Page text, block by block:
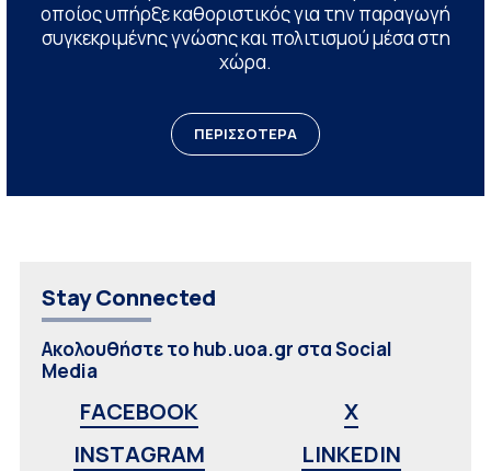
οποίος υπήρξε καθοριστικός για την παραγωγή
συγκεκριμένης γνώσης και πολιτισμού μέσα στη
χώρα.
ΠΕΡΙΣΣΟΤΕΡΑ
Stay Connected
Ακολουθήστε το hub.uoa.gr στα Social
Media
FACEBOOK
X
INSTAGRAM
LINKEDIN